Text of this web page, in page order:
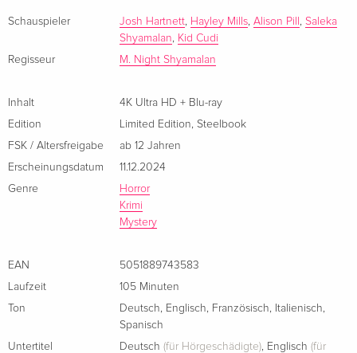
Italienisch
Limited Edition, Steelbook, 4K Ultra HD + Blu-
Italienisch
Schauspieler Josh Hartnett, Hayley Mills, Alison Pill , Saleka
Shyamalan, Kid Cudi
Regisseur
M. Night Shyamalan
Inhalt
4K Ultra HD + Blu-ray
Edition
Limited Edition, Steelbook
FSK / Altersfreigabe
ab 12 Jahren
Erscheinungsdatum
11.12.2024
Genre
Horror
Krimi
Mystery
EAN
5051889743583
Laufzeit
105 Minuten
Ton
Deutsch, Englisch, Französisch, Italienisch,
Spanisch
Untertitel
Deutsch (für Hörgeschädigte), Englisch (für